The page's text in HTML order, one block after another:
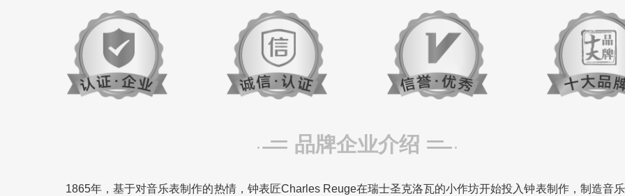
品牌企业介绍
1865年，基于对音乐表制作的热情，钟表匠Charles Reuge在瑞士圣克洛瓦的小作坊开始投入钟表制作，制造音